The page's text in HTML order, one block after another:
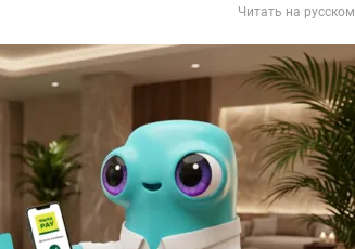
Читать на русском